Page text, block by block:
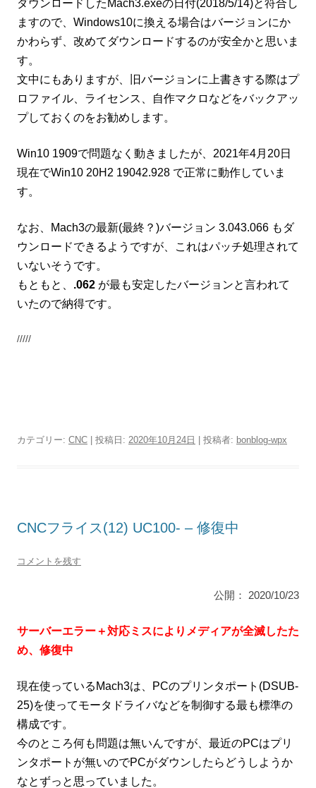
ダウンロードしたMach3.exeの日付(2018/5/14)と符合し
ますので、Windows10に換える場合はバージョンにか
かわらず、改めてダウンロードするのが安全かと思いま
す。
文中にもありますが、旧バージョンに上書きする際はプ
ロファイル、ライセンス、自作マクロなどをバックアッ
プしておくのをお勧めします。
Win10 1909で問題なく動きましたが、2021年4月20日
現在でWin10 20H2 19042.928 で正常に動作していま
す。
なお、Mach3の最新(最終？)バージョン 3.043.066 もダ
ウンロードできるようですが、これはパッチ処理されて
いないそうです。
もともと、 .062 が最も安定したバージョンと言われて
いたので納得です。
/////
カテゴリー: CNC | 投稿日: 2020年10月24日 | 投稿者: bonblog-wpx
CNCフライス(12) UC100- – 修復中
コメントを残す
公開： 2020/10/23
サーバーエラー＋対応ミスによりメディアが全滅したた
め、修復中
現在使っているMach3は、PCのプリンタポート(DSUB-
25)を使ってモータドライバなどを制御する最も標準の
構成です。
今のところ何も問題は無いんですが、最近のPCはプリ
ンタポートが無いのでPCがダウンしたらどうしようか
なとずっと思っていました。